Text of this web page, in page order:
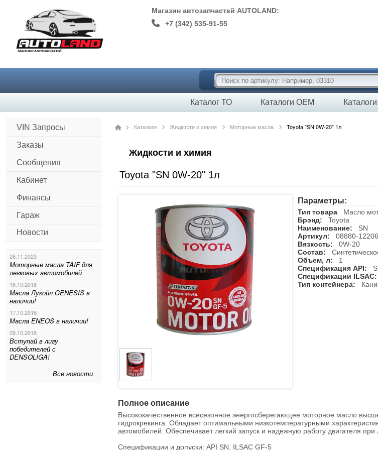
Магазин автозапчастей AUTOLAND:
+7 (342) 535-91-55
Каталог ТО Каталоги OEM Каталоги
VIN Запросы
Заказы
Сообщения
Кабинет
Финансы
Гараж
Новости
26.11.2023
Моторные масла TAIF для
легковых автомобилей
18.10.2018
Масла Лукойл GENESIS в
наличии!
17.10.2018
Масла ENEOS в наличии!
09.10.2018
Вступай в лигу
победителей с
DENSOLIGA!
Все новости
Каталоги Жидкости и химия Моторные масла Toyota "SN 0W-20" 1л
Жидкости и химия
Toyota "SN 0W-20" 1л
Параметры:
Тип товара
Масло
Брэнд:
Toyota
Наименование:
SN
Артикул:
08880-12206
Вязкость:
0W-20
Состав:
Объем, л:
1
Спецификация API:
Спецификации ILSAC:
Тип контейнера:
Полное описание
Высококачественное всесезонное энергосберегающее моторное масло
гидрокрекинга. Обладает оптимальными низкотемпературными
автомобилей. Обеспечивает легкий запуск и надежную работу двигателя при
Спецификации и допуски: API SN, ILSAC GF-5